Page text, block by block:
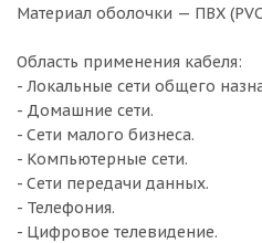
Материал оболочки — ПВХ
Область применения кабеля:
- Локальные сети общего
- Домашние сети.
- Сети малого бизнеса.
- Компьютерные сети.
- Сети передачи данных.
- Телефония.
- Цифровое телевидение.